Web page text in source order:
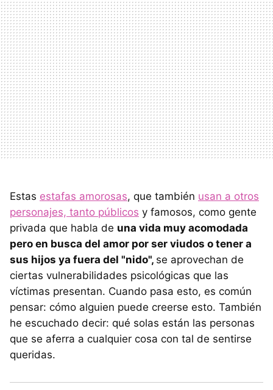
Estas estafas amorosas, que también usan a otros
personajes, tanto públicos y famosos, como gente
privada que habla de una vida muy acomodada
pero en busca del amor por ser viudos o tener a
sus hijos ya fuera del "nido", se aprovechan de
ciertas vulnerabilidades psicológicas que las
víctimas presentan. Cuando pasa esto, es común
pensar: cómo alguien puede creerse esto. También
he escuchado decir: qué solas están las personas
que se aferra a cualquier cosa con tal de sentirse
queridas.